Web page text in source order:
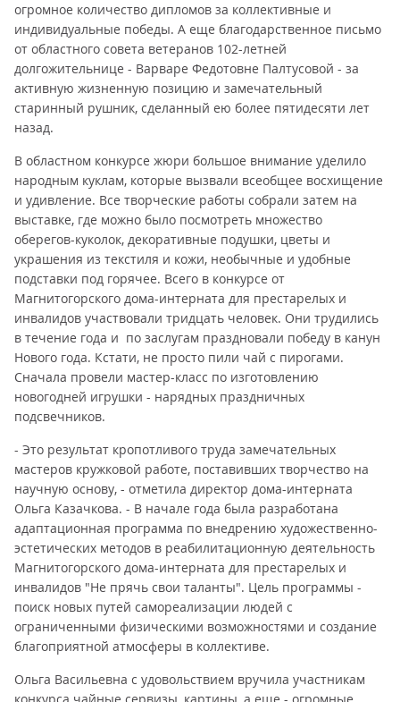
огромное количество дипломов за коллективные и
индивидуальные победы. А еще благодарственное письмо
от областного совета ветеранов 102-летней
долгожительнице - Варваре Федотовне Палтусовой - за
активную жизненную позицию и замечательный
старинный рушник, сделанный ею более пятидесяти лет
назад.
В областном конкурсе жюри большое внимание уделило
народным куклам, которые вызвали всеобщее восхищение
и удивление. Все творческие работы собрали затем на
выставке, где можно было посмотреть множество
оберегов-куколок, декоративные подушки, цветы и
украшения из текстиля и кожи, необычные и удобные
подставки под горячее. Всего в конкурсе от
Магнитогорского дома-интерната для престарелых и
инвалидов участвовали тридцать человек. Они трудились
в течение года и по заслугам праздновали победу в канун
Нового года. Кстати, не просто пили чай с пирогами.
Сначала провели мастер-класс по изготовлению
новогодней игрушки - нарядных праздничных
подсвечников.
- Это результат кропотливого труда замечательных
мастеров кружковой работе, поставивших творчество на
научную основу, - отметила директор дома-интерната
Ольга Казачкова. - В начале года была разработана
адаптационная программа по внедрению художественно-
эстетических методов в реабилитационную деятельность
Магнитогорского дома-интерната для престарелых и
инвалидов "Не прячь свои таланты". Цель программы -
поиск новых путей самореализации людей с
ограниченными физическими возможностями и создание
благоприятной атмосферы в коллективе.
Ольга Васильевна с удовольствием вручила участникам